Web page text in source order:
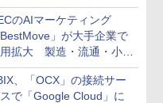
ービスを提供
のAIマーケティング
BestMove」が大手企業で
拡大 製造・流通・小売
・広告代理店などが実装
ーズへ
、「OCX」の接続サー
で「Google Cloud」に